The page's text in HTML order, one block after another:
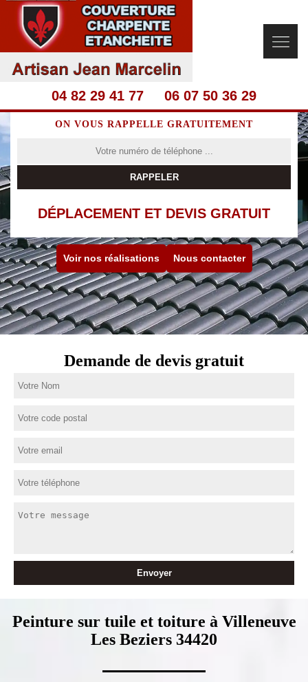
04 82 29 41 77 06 07 50 36 29
ON VOUS RAPPELLE GRATUITEMENT
DÉPLACEMENT ET DEVIS GRATUIT
Voir nos réalisations Nous contacter
Demande de devis gratuit
Peinture sur tuile et toiture à Villeneuve
Les Beziers 34420